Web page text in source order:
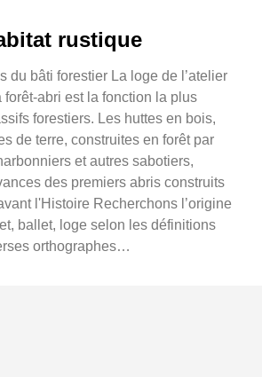
rustique
du bâti forestier La loge de l’atelier
forêt-abri est la fonction la plus
forestiers. Les huttes en bois,
de terre, construites en forêt par
et autres sabotiers,
des premiers abris construits
l'Histoire Recherchons l’origine
ballet, loge selon les définitions
orthographes…